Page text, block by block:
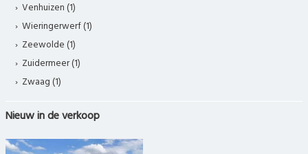
Venhuizen (1)
Wieringerwerf (1)
Zeewolde (1)
Zuidermeer (1)
Zwaag (1)
Nieuw in de verkoop